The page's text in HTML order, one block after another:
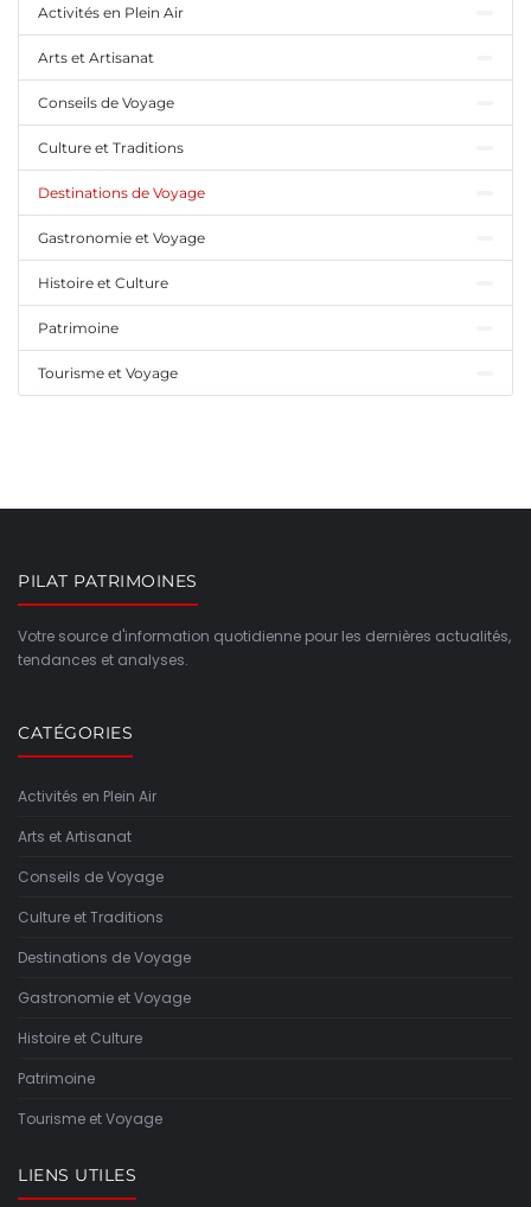
Activités en Plein Air
Arts et Artisanat
Conseils de Voyage
Culture et Traditions
Destinations de Voyage
Gastronomie et Voyage
Histoire et Culture
Patrimoine
Tourisme et Voyage
PILAT PATRIMOINES
Votre source d'information quotidienne pour les dernières actualités,
tendances et analyses.
CATÉGORIES
Activités en Plein Air
Arts et Artisanat
Conseils de Voyage
Culture et Traditions
Destinations de Voyage
Gastronomie et Voyage
Histoire et Culture
Patrimoine
Tourisme et Voyage
LIENS UTILES